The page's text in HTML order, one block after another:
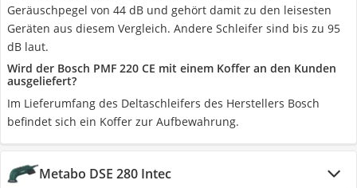
Geräuschpegel von 44 dB und gehört damit zu den leisesten
Geräten aus diesem Vergleich. Andere Schleifer sind bis zu 95
dB laut.
Wird der Bosch PMF 220 CE mit einem Koffer an den Kunden
ausgeliefert?
Im Lieferumfang des Deltaschleifers des Herstellers Bosch
befindet sich ein Koffer zur Aufbewahrung.
Metabo DSE 280 Intec